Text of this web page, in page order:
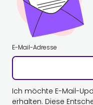
E-Mail-Adresse
Ich möchte E-Mail-
erhalten. Diese